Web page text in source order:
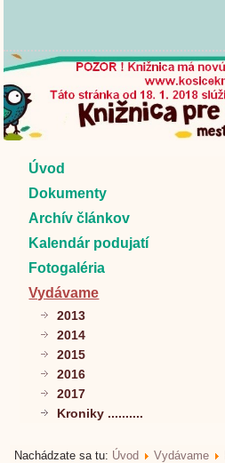
Úvod
Dokumenty
Archív článkov
Kalendár podujatí
Fotogaléria
Vydávame
2013
2014
2015
2016
2017
Kroniky ..........
Nachádzate sa tu: Úvod Vydávame